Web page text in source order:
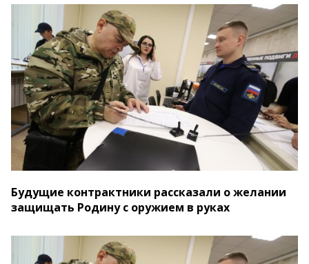
Будущие контрактники рассказали о желании
защищать Родину с оружием в руках